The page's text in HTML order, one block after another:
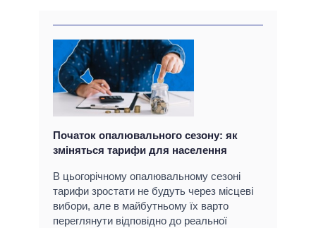
Початок опалювального сезону: як
зміняться тарифи для населення
В цьогорічному опалювальному сезоні
тарифи зростати не будуть через місцеві
вибори, але в майбутньому їх варто
переглянути відповідно до реальної